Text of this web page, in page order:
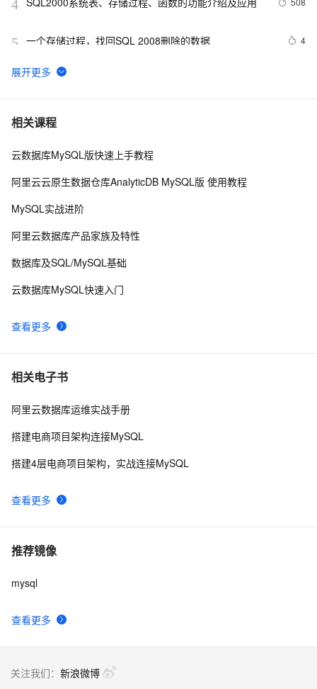
4
5 一个存储过程，找回SQL 2008删除的数据 4
6 在存储过程中调用外部的动态连接库
7 c / c + + 调用mysql存储过程
8 走近复杂数据库计算型软件的设计与制作(5)—存储过
构、声明和赋值、控制结构）（上）
10图解面试题：SQL存储过程有什么用？
相关课程
查看更多
云数据库MySQL版快速上手教程
阿里云云原生数据仓库AnalyticDB MySQL版 使用教程
MySQL实战进阶
阿里云数据库产品家族及特性
数据库及SQL/MySQL基础
云数据库MySQL快速入门
相关电子书
查看更多
阿里云数据库运维实战手册
搭建电商项目架构连接MySQL
搭建4层电商项目架构，实战连接MySQL
推荐镜像
查看更多
mysql
关注我们： 新浪微博